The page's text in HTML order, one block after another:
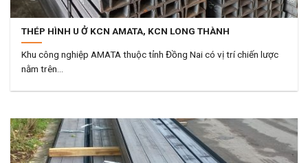
THÉP HÌNH U Ở KCN AMATA, KCN LONG THÀNH
Khu công nghiệp AMATA thuộc tỉnh Đồng Nai có vị trí chiến lược
nằm trên...